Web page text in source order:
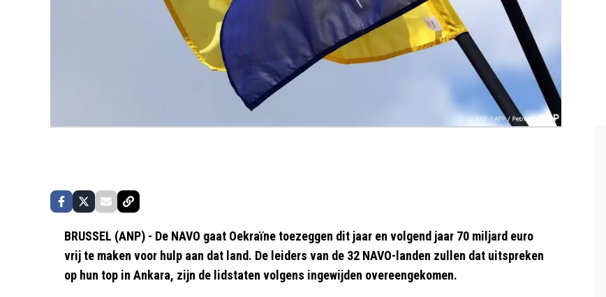
BRUSSEL (ANP) - De NAVO gaat Oekraïne toezeggen dit jaar en volgend jaar 70 miljard euro
vrij te maken voor hulp aan dat land. De leiders van de 32 NAVO-landen zullen dat uitspreken
op hun top in Ankara, zijn de lidstaten volgens ingewijden overeengekomen.